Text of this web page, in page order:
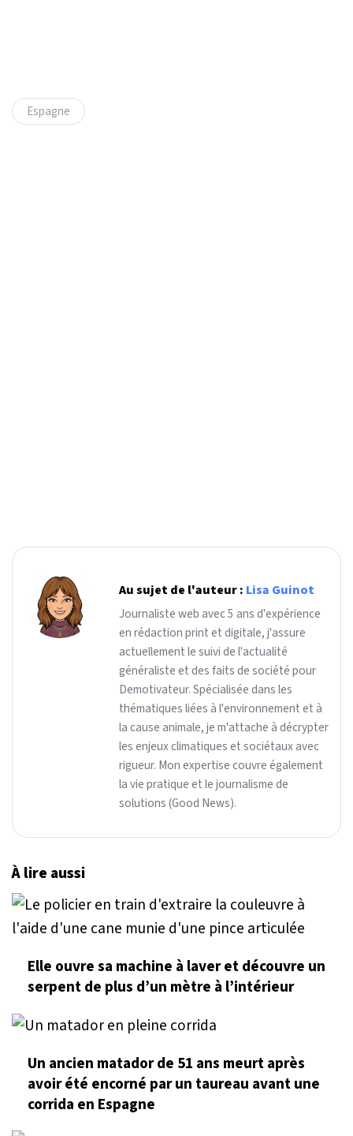
Espagne
Au sujet de l'auteur : Lisa Guinot
Journaliste web avec 5 ans d'expérience
en rédaction print et digitale, j'assure
actuellement le suivi de l'actualité
généraliste et des faits de société pour
Demotivateur. Spécialisée dans les
thématiques liées à l'environnement et à
la cause animale, je m'attache à décrypter
les enjeux climatiques et sociétaux avec
rigueur. Mon expertise couvre également
la vie pratique et le journalisme de
solutions (Good News).
À lire aussi
Elle ouvre sa machine à laver et découvre un
serpent de plus d’un mètre à l’intérieur
Un ancien matador de 51 ans meurt après
avoir été encorné par un taureau avant une
corrida en Espagne